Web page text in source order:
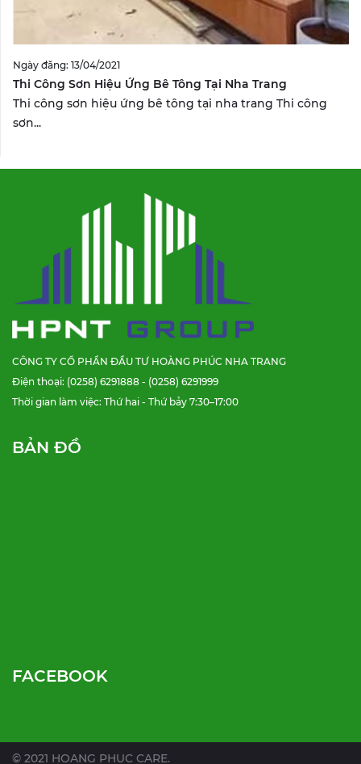
Ngày đăng: 13/04/2021
Thi Công Sơn Hiệu Ứng Bê Tông Tại Nha Trang
Thi công sơn hiệu ứng bê tông tại nha trang Thi công
sơn...
CÔNG TY CỔ PHẦN ĐẦU TƯ HOÀNG PHÚC NHA TRANG
Điện thoại: (0258) 6291888 - (0258) 6291999
Thời gian làm việc: Thứ hai - Thứ bảy 7:30–17:00
BẢN ĐỒ
FACEBOOK
© 2021 HOANG PHUC CARE.